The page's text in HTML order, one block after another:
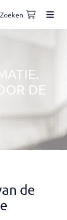
Zoeken
DE
de